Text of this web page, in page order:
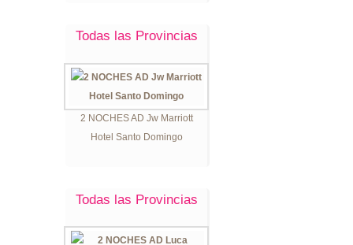
Todas las Provincias
2 NOCHES AD Jw Marriott
Hotel Santo Domingo
Todas las Provincias